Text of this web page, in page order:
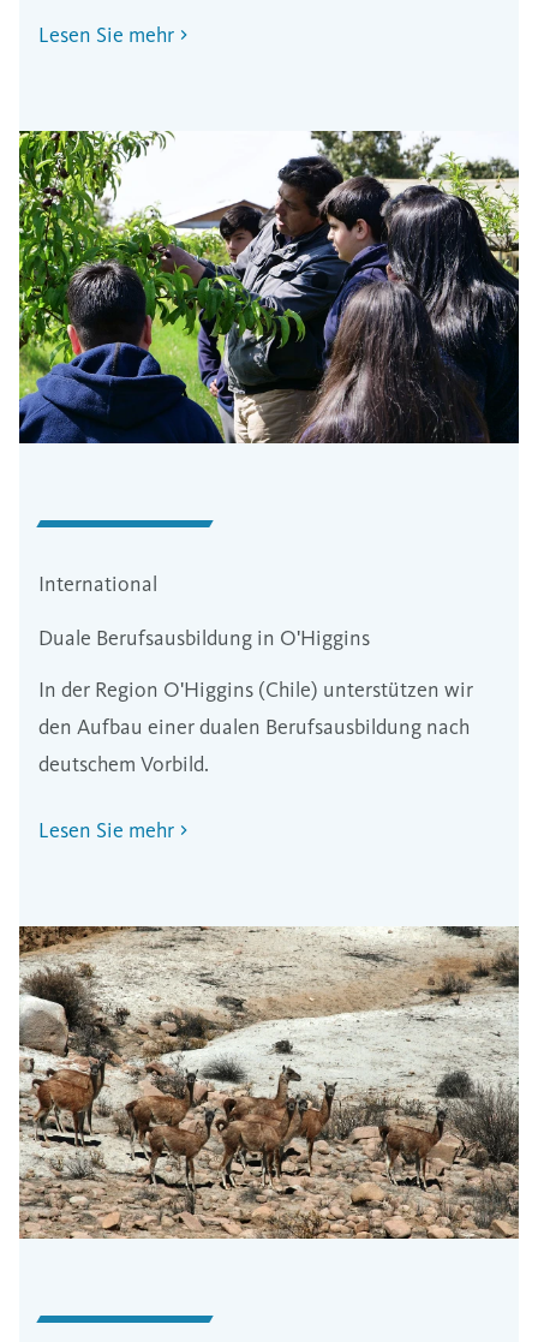
Lesen Sie mehr
International
Duale Berufsausbildung in O'Higgins
In der Region O'Higgins (Chile) unterstützen wir
den Aufbau einer dualen Berufsausbildung nach
deutschem Vorbild.
Lesen Sie mehr